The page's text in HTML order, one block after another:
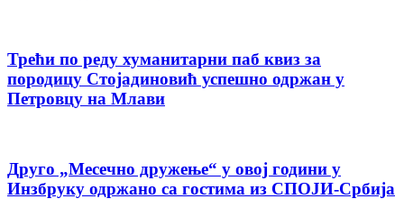
Трећи по реду хуманитарни паб квиз за
породицу Стојадиновић успешно одржан у
Петровцу на Млави
Друго „Месечно дружење“ у овој години у
Инзбруку одржано са гостима из СПОЈИ-Србија